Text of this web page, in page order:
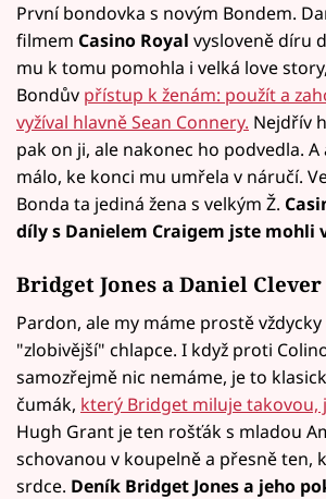
První bondovka s novým Bondem.
filmem Casino Royal vysloveně díru
mu k tomu pomohla i velká love
Bondův přístup k ženám: použít a
vyžíval hlavně Sean Connery. Nejdřív
pak on ji, ale nakonec ho podvedla.
málo, ke konci mu umřela v náručí.
Bonda ta jediná žena s velkým Ž.
díly s Danielem Craigem jste mohli
Bridget Jones a Daniel Clever
Pardon, ale my máme prostě
"zlobivější" chlapce. I když proti
samozřejmě nic nemáme, je to
čumák, který Bridget miluje takovou,
Hugh Grant je ten rošťák s mladou
schovanou v koupelně a přesně ten,
srdce. Deník Bridget Jones a jeho